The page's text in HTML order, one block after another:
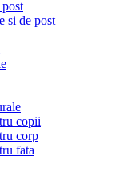
si de post
copii
corp
fata